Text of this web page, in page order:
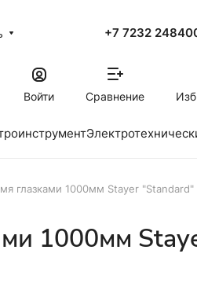
+7 7232
Войти
Сравнение
глазками 1000мм Stayer "Standard"
1000мм